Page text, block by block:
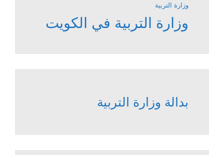
وزارة التربية
وزارة التربية في الكويت
بدالة وزارة التربية